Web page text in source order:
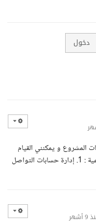
دخول
المشروع و يمكنني القيام
بالتالي في ادارة صفحات التواصل الاجتماعية : 1. إدارة حسابات التواصل
أشهر